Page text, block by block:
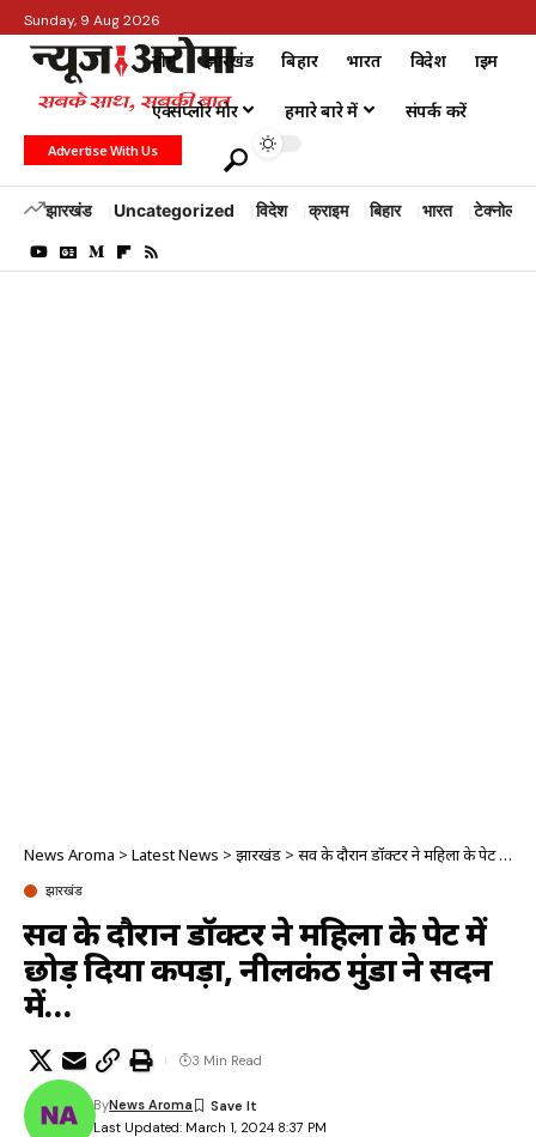
Sunday, 9 Aug 2026
होम झारखंड बिहार भारत विदेश क्राइम
एक्सप्लोर मोर हमारे बारे में संपर्क करें
Advertise With Us
झारखंड Uncategorized विदेश क्राइम बिहार भारत टेक्नोलॉजी
News Aroma > Latest News > झारखंड > प्रसव के दौरान डॉक्टर ने महिला के पेट में छोड़ दिया कपड़ा, नीलकंठ मुंडा ने सदन में…
झारखंड
प्रसव के दौरान डॉक्टर ने महिला के पेट में
छोड़ दिया कपड़ा, नीलकंठ मुंडा ने सदन
में…
Last Updated: March 1, 2024 8:37 PM
ByNews Aroma
3 Min Read